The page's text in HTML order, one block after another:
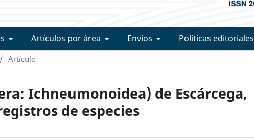
Artículos por área Envíos Políticas editoriales
/ Artículo
Ichneumonoidea) de Escárcega,
de especies